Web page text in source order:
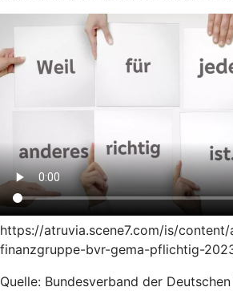
https://atruvia.scene7.com/is/
finanzgruppe-bvr-gema-pflichtig-
Quelle: Bundesverband der